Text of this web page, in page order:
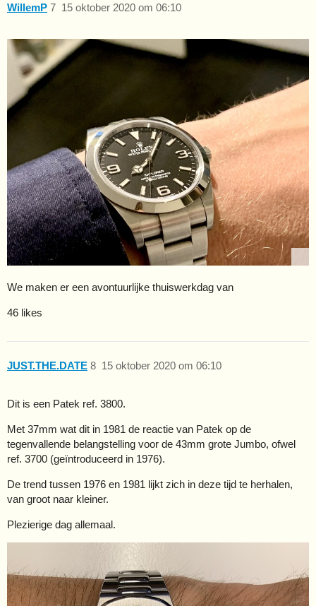
WillemP 15 oktober 2020 om 06:10
7
We maken er een avontuurlijke thuiswerkdag van
46 likes
JUST.THE.DATE 15 oktober 2020 om 06:10
8
Dit is een Patek ref. 3800.
Met 37mm wat dit in 1981 de reactie van Patek op de
tegenvallende belangstelling voor de 43mm grote Jumbo, ofwel
ref. 3700 (geïntroduceerd in 1976).
De trend tussen 1976 en 1981 lijkt zich in deze tijd te herhalen,
van groot naar kleiner.
Plezierige dag allemaal.